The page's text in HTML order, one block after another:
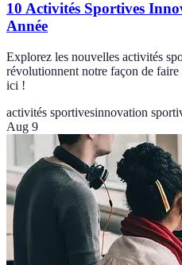
10 Activités Sportives
Année
Explorez les nouvelles activités
révolutionnent notre façon de
ici !
activités sportivesinnovation
Aug 9